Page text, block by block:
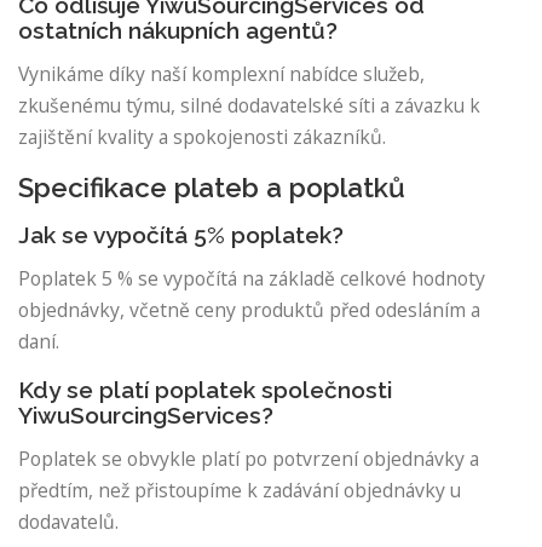
ostatních nákupních agentů?
Vynikáme díky naší komplexní nabídce služeb,
zkušenému týmu, silné dodavatelské síti a závazku k
zajištění kvality a spokojenosti zákazníků.
Specifikace plateb a poplatků
Jak se vypočítá 5% poplatek?
Poplatek 5 % se vypočítá na základě celkové hodnoty
objednávky, včetně ceny produktů před odesláním a
daní.
Kdy se platí poplatek společnosti
YiwuSourcingServices?
Poplatek se obvykle platí po potvrzení objednávky a
předtím, než přistoupíme k zadávání objednávky u
dodavatelů.